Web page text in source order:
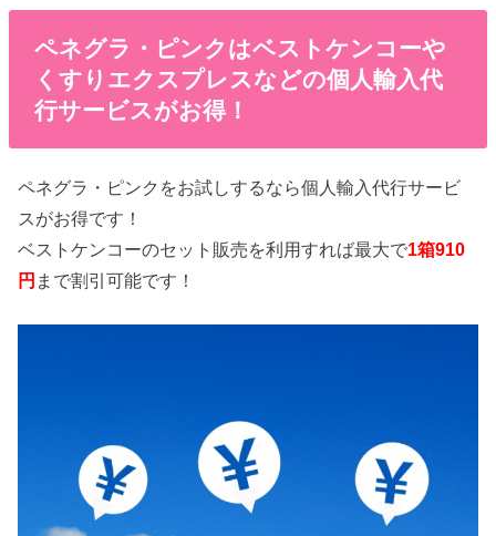
ペネグラ・ピンクはベストケンコーや
くすりエクスプレスなどの個人輸入代
行サービスがお得！
ペネグラ・ピンクをお試しするなら個人輸入代行サービ
スがお得です！
ベストケンコーのセット販売を利用すれば最大で1箱910
円 まで割引可能です！